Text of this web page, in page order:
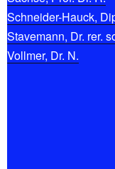
Schneider-Hauck,
Stavemann, Dr. rer.
Vollmer, Dr. N.